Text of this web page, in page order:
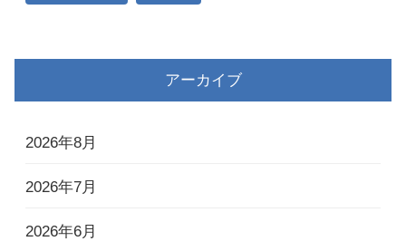
アーカイブ
2026年8月
2026年7月
2026年6月